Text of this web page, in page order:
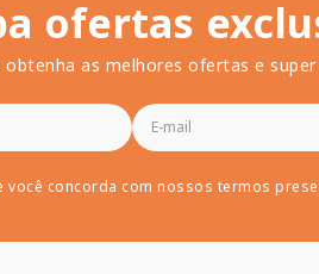
ofertas
obtenha as melhores ofertas e
você concorda com nossos termos